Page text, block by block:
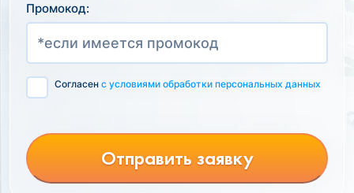
Промокод:
Согласен с условиями обработки персональных данных
Отправить заявку